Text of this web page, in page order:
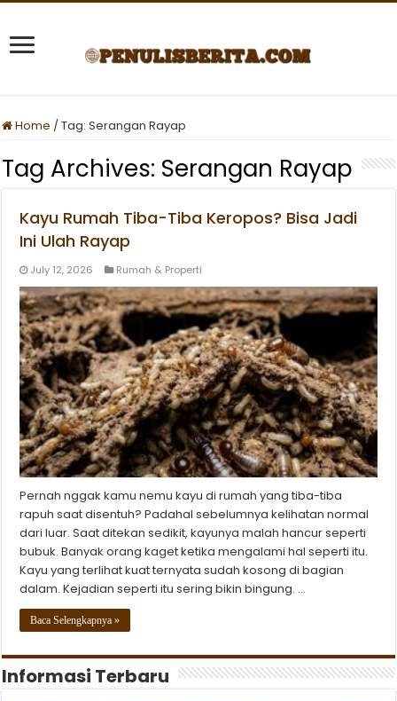
Home /Tag:Serangan Rayap
Tag Archives: Serangan Rayap
Kayu Rumah Tiba-Tiba Keropos? Bisa Jadi
Ini Ulah Rayap
July 12, 2026 Rumah & Properti
Pernah nggak kamu nemu kayu di rumah yang tiba-tiba
rapuh saat disentuh? Padahal sebelumnya kelihatan normal
dari luar. Saat ditekan sedikit, kayunya malah hancur seperti
bubuk. Banyak orang kaget ketika mengalami hal seperti itu.
Kayu yang terlihat kuat ternyata sudah kosong di bagian
dalam. Kejadian seperti itu sering bikin bingung. …
Baca Selengkapnya »
Informasi Terbaru